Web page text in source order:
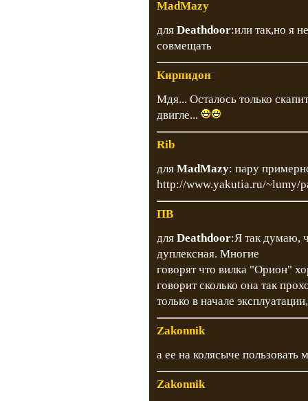
MadMazy
для Deathdoor:или так,но я
совмещать
Кирпидон
Мдя... Осталось только
двигле...
Rib
для MadMazy: пару
http://www.yakutia.ru/~lumy/
ПВ
для Deathdoor:Я так думаю,
дуплексная. Многие
говорят что вилка "Орион"
говорит сколько она так
только в начале
Zakonnik
а ее на колясыче пользовать
Zakonnik